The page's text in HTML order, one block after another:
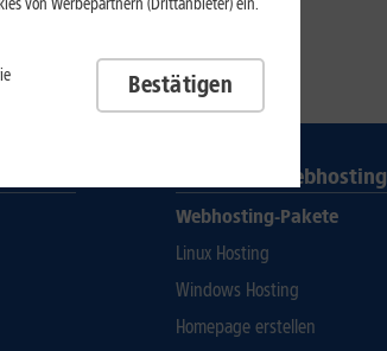
Domain & Webhosting
Webhosting-Pakete
Linux Hosting
Windows Hosting
Homepage erstellen
Bestätigen